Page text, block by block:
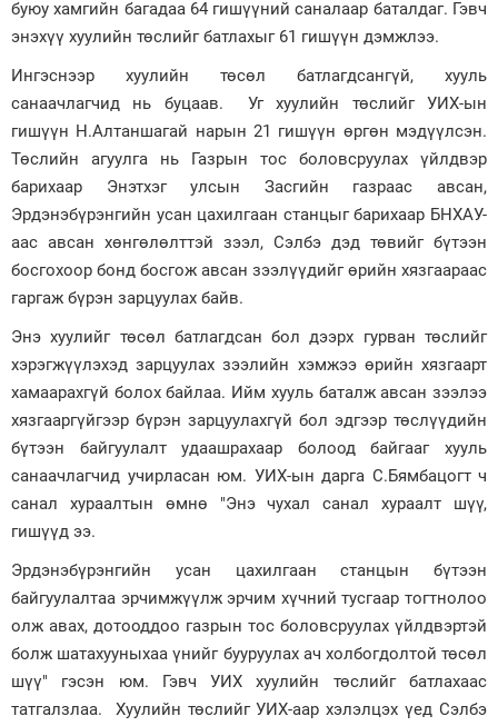
буюу хамгийн багадаа 64 гишүүний саналаар баталдаг. Гэвч
энэхүү хуулийн төслийг батлахыг 61 гишүүн дэмжлээ.
Ингэснээр хуулийн төсөл батлагдсангүй, хууль
санаачлагчид нь буцаав. Уг хуулийн төслийг УИХ-ын
гишүүн Н.Алтаншагай нарын 21 гишүүн өргөн мэдүүлсэн.
Төслийн агуулга нь Газрын тос боловсруулах үйлдвэр
барихаар Энэтхэг улсын Засгийн газраас авсан,
Эрдэнэбүрэнгийн усан цахилгаан станцыг барихаар БНХАУ-
аас авсан хөнгөлөлттэй зээл, Сэлбэ дэд төвийг бүтээн
босгохоор бонд босгож авсан зээлүүдийг өрийн хязгаараас
гаргаж бүрэн зарцуулах байв.
Энэ хуулийг төсөл батлагдсан бол дээрх гурван төслийг
хэрэгжүүлэхэд зарцуулах зээлийн хэмжээ өрийн хязгаарт
хамаарахгүй болох байлаа. Ийм хууль баталж авсан зээлээ
хязгааргүйгээр бүрэн зарцуулахгүй бол эдгээр төслүүдийн
бүтээн байгуулалт удаашрахаар болоод байгааг хууль
санаачлагчид учирласан юм. УИХ-ын дарга С.Бямбацогт ч
санал хураалтын өмнө "Энэ чухал санал хураалт шүү,
гишүүд ээ.
Эрдэнэбүрэнгийн усан цахилгаан станцын бүтээн
байгуулалтаа эрчимжүүлж эрчим хүчний тусгаар тогтнолоо
олж авах, дотооддоо газрын тос боловсруулах үйлдвэртэй
болж шатахууныхаа үнийг бууруулах ач холбогдолтой төсөл
шүү" гэсэн юм. Гэвч УИХ хуулийн төслийг батлахаас
татгалзлаа. Хуулийн төслийг УИХ-аар хэлэлцэх үед Сэлбэ